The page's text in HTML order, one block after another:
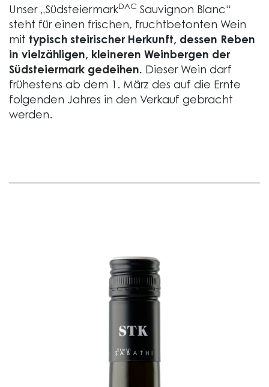
Unser „SüdsteiermarkDAC Sauvignon Blanc“
steht für einen frischen, fruchtbetonten Wein
mit typisch steirischer Herkunft, dessen Reben
in vielzähligen, kleineren Weinbergen der
Südsteiermark gedeihen. Dieser Wein darf
frühestens ab dem 1. März des auf die Ernte
folgenden Jahres in den Verkauf gebracht
werden.